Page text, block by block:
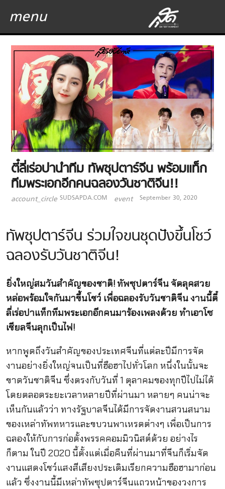
menu
ตี๋ลี่เร่อปานำทีม ทัพซุปตาร์จีน พร้อมแท็ก
ทีมพระเอกอีกคนฉลองวันชาติจีน!!
account_circle SUDSAPDA.COM event September 30, 2020
ทัพซุปตาร์จีน ร่วมใจขนชุดปังขึ้นโชว์
ฉลองรับวันชาติจีน!
ยิ่งใหญ่สมวันสำคัญของชาติ! ทัพซุปตาร์จีน จัดลุคสวย
หล่อพร้อมใจกันมาขึ้นโชว์ เพื่อฉลองรับวันชาติจีน งานนี้ตี๋
ลี่เร่อปาแท็กทีมพระเอกอีกคนมาร้องเพลงด้วย ทำเอาโซ
เชียลจีนลุกเป็นไฟ!
หากพูดถึงวันสำคัญของประเทศจีนที่แต่ละปีมีการจัด
งานอย่างยิ่งใหญ่จนเป็นที่ฮือฮาไปทั่วโลก หนึ่งในนั้นจะ
ขาดวันชาติจีน ซึ่งตรงกับวันที่ 1 ตุลาคมของทุกปีไปไม่ได้
โดยตลอดระยะเวลาหลายปีที่ผ่านมา หลายๆ คนน่าจะ
เห็นกันแล้วว่า ทางรัฐบาลจีนได้มีการจัดงานสวนสนาม
ของเหล่าทัพทหารและขบวนพาเหรดต่างๆ เพื่อเป็นการ
ฉลองให้กับการก่อตั้งพรรคคอมมิวนิสต์ด้วย อย่างไร
ก็ตาม ในปี 2020 นี้ตั้งแต่เมื่อคืนที่ผ่านมาที่จีนก็เริ่มจัด
งานแสดงโชว์แสงสีเสียงประเดิมเรียกความฮือฮามาก่อน
แล้ว ซึ่งงานนี้มีเหล่าทัพซุปตาร์จีนแถวหน้าของวงการ